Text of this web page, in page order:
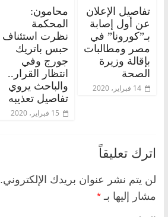
تفاصيل الإعلان
عن أول إصابة
بـ”كورونا” في
مصر ومطالبات
بإقالة وزيرة
الصحة
14 فبراير، 2020
محامون:
المحكمة
نظرت استئناف
حبس باتريك
جورج وفي
انتظار القرار..
والباحث يروي
تفاصيل تعذيبه
15 فبراير، 2020
اترك تعليقاً
لن يتم نشر عنوان بريدك الإلكتروني.
مشار إليها بـ *